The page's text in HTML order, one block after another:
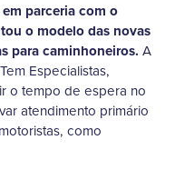
parceria com o
o modelo das novas
para caminhoneiros. A
Especialistas,
o tempo de espera no
atendimento primário
como